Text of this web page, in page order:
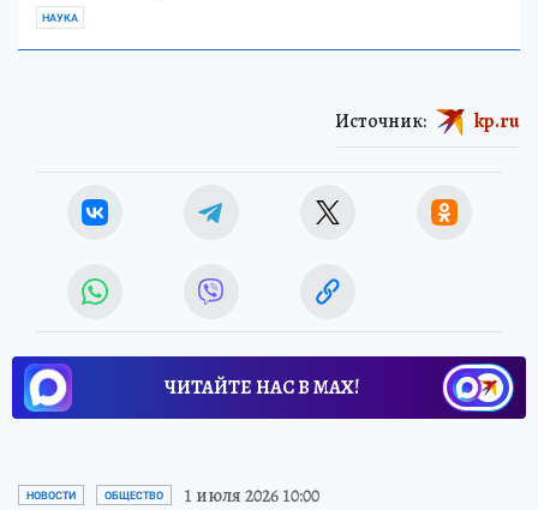
НАУКА
Источник: kp.ru
ЧИТАЙТЕ НАС В МАХ!
НОВОСТИ ОБЩЕСТВО 1 июля 2026 10:00